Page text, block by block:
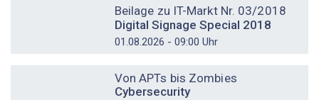
Beilage zu IT-Markt Nr. 03/2018
Digital Signage Special 2018
01.08.2026 - 09:00 Uhr
Von APTs bis Zombies
Cybersecurity